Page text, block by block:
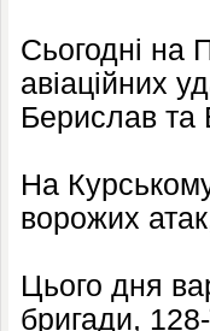
Сьогодні на
авіаційних
Берислав та
На
ворожих
Цього дня
бригади,